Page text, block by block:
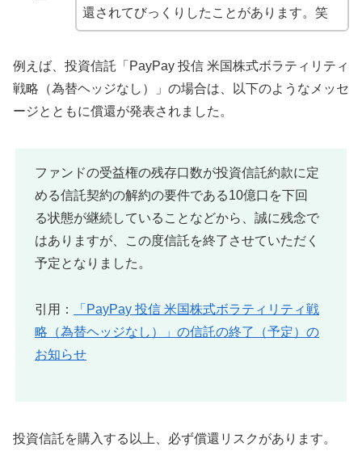
還されてびっくりしたことがあります。笑
例えば、投資信託「PayPay 投信 米国株式ボラティリティ
戦略（為替ヘッジなし）」の場合は、以下のようなメッセ
ージとともに償還が発表されました。
ファンドの受益権の残存口数が投資信託約款に定
める信託契約の解約の要件である10億口を下回
る状態が継続していることなどから、誠に残念で
はありますが、この度信託を終了させていただく
予定となりました。
引用：
「PayPay 投信 米国株式ボラティリティ戦
略（為替ヘッジなし）」の信託の終了（予定）の
お知らせ
投資信託を購入する以上、必ず償還リスクがあります。